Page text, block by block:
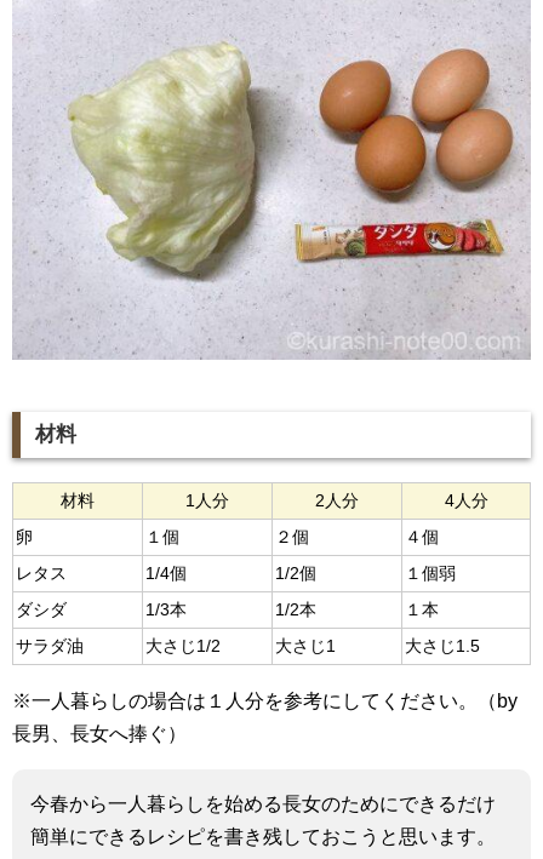
材料
材料 1人分 2人分
4人分
卵
１個 ２個
４個
レタス
1/4個 1/2個
１個弱
ダシダ
1/3本 1/2本
１本
サラダ油
大さじ1/2 大さじ1 大さじ1.5
※一人暮らしの場合は１人分を参考にしてください。（by
長男、長女へ捧ぐ）
今春から一人暮らしを始める長女のためにできるだけ
簡単にできるレシピを書き残しておこうと思います。